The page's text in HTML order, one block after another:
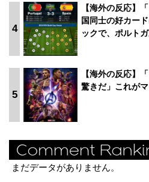
4
【海外の反応】
国同士の好カー
ックで、ポルト
5
【海外の反応】
驚きだ」これが
まだデータがありません。